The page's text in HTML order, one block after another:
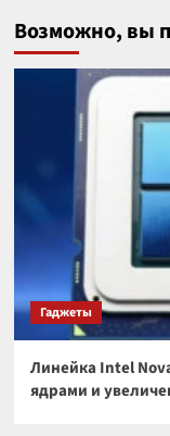
Возможно, вы
Гаджеты
Линейка Intel
ядрами и